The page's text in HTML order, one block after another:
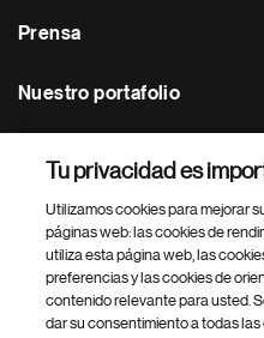
Prensa
Nuestro portafolio
Footer Site Search
Tu privacidad es
Utilizamos cookies para mejorar
páginas web: las cookies de
utiliza esta página web, las
preferencias y las cookies de
contenido relevante para usted.
dar su consentimiento a todas